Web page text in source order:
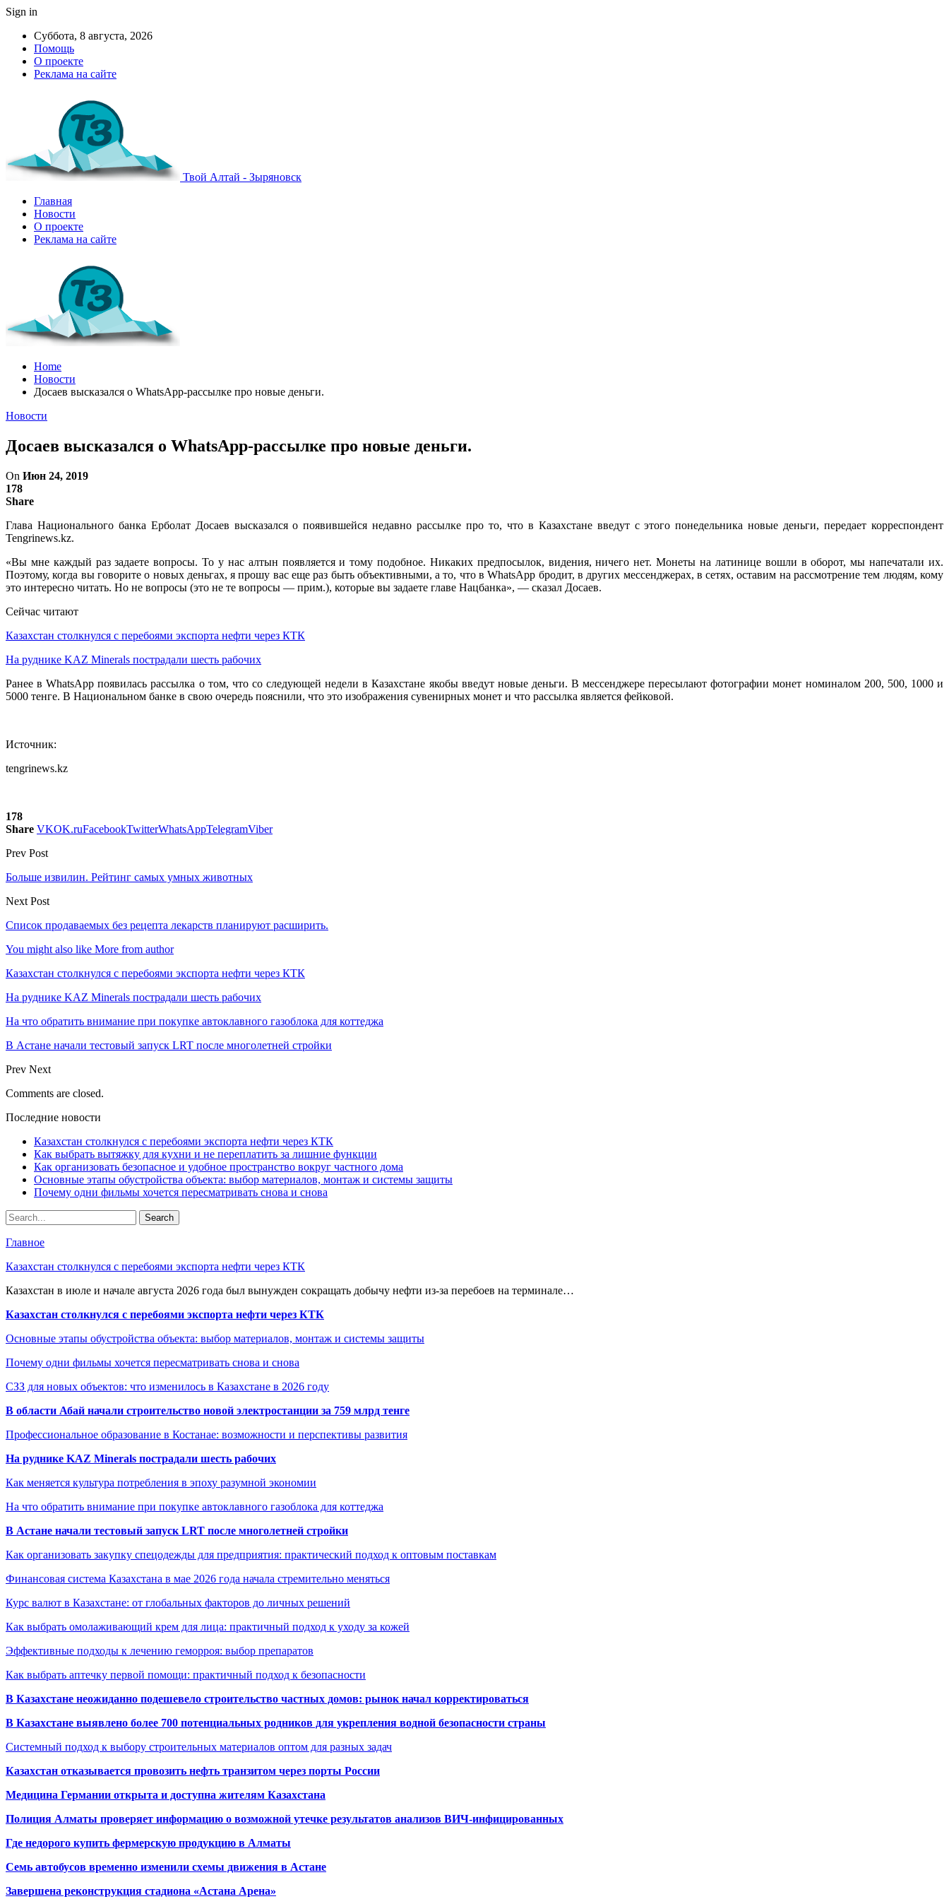
Sign in
Суббота, 8 августа, 2026
Помощь
О проекте
Реклама на сайте
Твой Алтай - Зыряновск
Главная
Новости
О проекте
Реклама на сайте
Home
Новости
Досаев высказался о WhatsApp-рассылке про новые деньги.
Новости
Досаев высказался о WhatsApp-рассылке про новые деньги.
On Июн 24, 2019
178
Share
Глава Национального банка Ерболат Досаев высказался о появившейся недавно рассылке про то, что в Казахстане введут с этого понедельника новые деньги, передает корреспондент
Tengrinews.kz.
«Вы мне каждый раз задаете вопросы. То у нас алтын появляется и тому подобное. Никаких предпосылок, видения, ничего нет. Монеты на латинице вошли в оборот, мы напечатали их.
Поэтому, когда вы говорите о новых деньгах, я прошу вас еще раз быть объективными, а то, что в WhatsApp бродит, в других мессенджерах, в сетях, оставим на рассмотрение тем людям, кому
это интересно читать. Но не вопросы (это не те вопросы — прим.), которые вы задаете главе Нацбанка», — сказал Досаев.
Сейчас читают
Казахстан столкнулся с перебоями экспорта нефти через КТК
На руднике KAZ Minerals пострадали шесть рабочих
Ранее в WhatsApp появилась рассылка о том, что со следующей недели в Казахстане якобы введут новые деньги. В мессенджере пересылают фотографии монет номиналом 200, 500, 1000 и
5000 тенге. В Национальном банке в свою очередь пояснили, что это изображения сувенирных монет и что рассылка является фейковой.
Источник:
tengrinews.kz
178
Share VKOK.ruFacebookTwitterWhatsAppTelegramViber
Prev Post
Больше извилин. Рейтинг самых умных животных
Next Post
Список продаваемых без рецепта лекарств планируют расширить.
You might also like More from author
Казахстан столкнулся с перебоями экспорта нефти через КТК
На руднике KAZ Minerals пострадали шесть рабочих
На что обратить внимание при покупке автоклавного газоблока для коттеджа
В Астане начали тестовый запуск LRT после многолетней стройки
Prev Next
Comments are closed.
Последние новости
Казахстан столкнулся с перебоями экспорта нефти через КТК
Как выбрать вытяжку для кухни и не переплатить за лишние функции
Как организовать безопасное и удобное пространство вокруг частного дома
Основные этапы обустройства объекта: выбор материалов, монтаж и системы защиты
Почему одни фильмы хочется пересматривать снова и снова
Главное
Казахстан столкнулся с перебоями экспорта нефти через КТК
Казахстан в июле и начале августа 2026 года был вынужден сокращать добычу нефти из-за перебоев на терминале…
Казахстан столкнулся с перебоями экспорта нефти через КТК
Основные этапы обустройства объекта: выбор материалов, монтаж и системы защиты
Почему одни фильмы хочется пересматривать снова и снова
СЗЗ для новых объектов: что изменилось в Казахстане в 2026 году
В области Абай начали строительство новой электростанции за 759 млрд тенге
Профессиональное образование в Костанае: возможности и перспективы развития
На руднике KAZ Minerals пострадали шесть рабочих
Как меняется культура потребления в эпоху разумной экономии
На что обратить внимание при покупке автоклавного газоблока для коттеджа
В Астане начали тестовый запуск LRT после многолетней стройки
Как организовать закупку спецодежды для предприятия: практический подход к оптовым поставкам
Финансовая система Казахстана в мае 2026 года начала стремительно меняться
Курс валют в Казахстане: от глобальных факторов до личных решений
Как выбрать омолаживающий крем для лица: практичный подход к уходу за кожей
Эффективные подходы к лечению геморроя: выбор препаратов
Как выбрать аптечку первой помощи: практичный подход к безопасности
В Казахстане неожиданно подешевело строительство частных домов: рынок начал корректироваться
В Казахстане выявлено более 700 потенциальных родников для укрепления водной безопасности страны
Системный подход к выбору строительных материалов оптом для разных задач
Казахстан отказывается провозить нефть транзитом через порты России
Медицина Германии открыта и доступна жителям Казахстана
Полиция Алматы проверяет информацию о возможной утечке результатов анализов ВИЧ-инфицированных
Где недорого купить фермерскую продукцию в Алматы
Семь автобусов временно изменили схемы движения в Астане
Завершена реконструкция стадиона «Астана Арена»